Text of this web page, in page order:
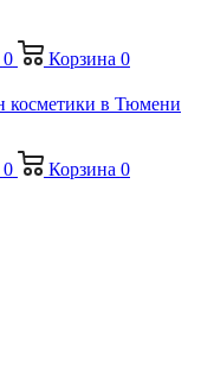
0 Корзина 0
0 Корзина 0